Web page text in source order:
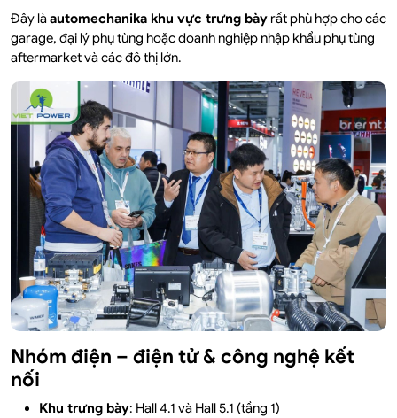
Đây làautomechanika khu vực trưng bày rất phù hợp cho các
garage, đại lý phụ tùng hoặc doanh nghiệp nhập khẩu phụ tùng
aftermarket và các đô thị lớn.
Nhóm điện – điện tử & công nghệ kết
nối
Khu trưng bày: Hall 4.1 và Hall 5.1 (tầng 1)